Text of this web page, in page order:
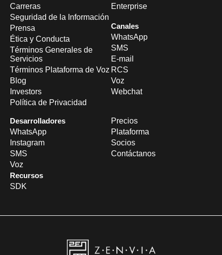
Carreras
Seguridad de la Información
Prensa
Ética y Conducta
Términos Generales de
Servicios
Términos Plataforma de Voz
Blog
Investors
Política de Privacidad
Enterprise
Canales
WhatsApp
SMS
E-mail
RCS
Voz
Webchat
Desarrolladores
WhatsApp
Instagram
SMS
Voz
Recursos
SDK
Precios
Plataforma
Socios
Contáctanos